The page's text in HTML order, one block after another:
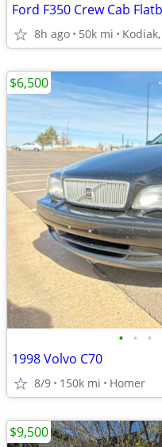
Ford F350 Crew Cab
8h ago 50k mi
• • •
1998 Volvo C70
8/9 150k mi Homer
$6,500
$9,500